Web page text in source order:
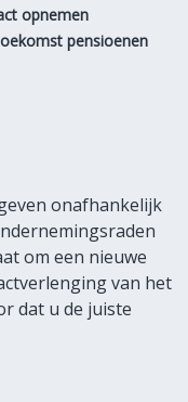
opnemen
pensioenen
onafhankelijk
om een nieuwe
van het
dat u de juiste